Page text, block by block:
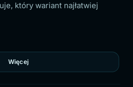
i pokazuje, który najłatwiej